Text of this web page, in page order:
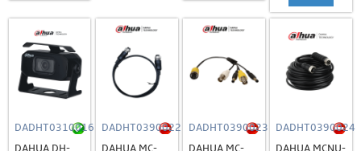
DADHT0310016
DADHT0390022
DADHT0390023
DADHT0390024